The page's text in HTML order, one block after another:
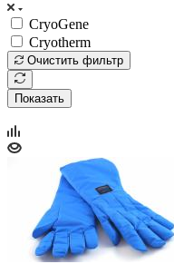
CryoGene
Cryotherm
Очистить фильтр
Показать